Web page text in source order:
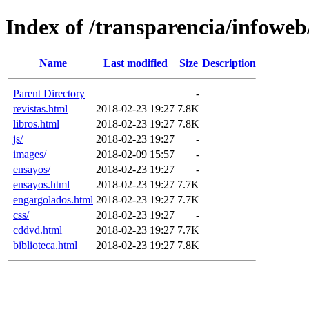
Index of /transparencia/
Name Last modified Size Description
Parent Directory
-
revistas.html
2018-02-23 19:27 7.8K
libros.html
2018-02-23 19:27 7.8K
js/
2018-02-23 19:27
-
images/
2018-02-09 15:57
-
ensayos/
2018-02-23 19:27
-
ensayos.html
2018-02-23 19:27 7.7K
engargolados.html 2018-02-23 19:27 7.7K
css/
2018-02-23 19:27
-
cddvd.html
2018-02-23 19:27 7.7K
biblioteca.html
2018-02-23 19:27 7.8K